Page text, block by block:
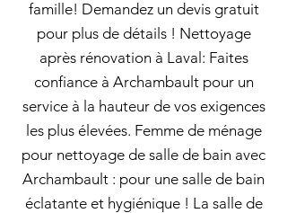
famille! Demandez un devis gratuit
pour plus de détails ! Nettoyage
après rénovation à Laval: Faites
confiance à Archambault pour un
service à la hauteur de vos exigences
les plus élevées. Femme de ménage
pour nettoyage de salle de bain avec
Archambault : pour une salle de bain
éclatante et hygiénique ! La salle de